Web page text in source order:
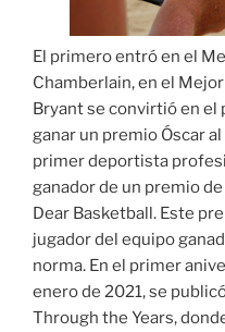
El primero entró en el
Chamberlain, en el
Bryant se convirtió en
ganar un premio Óscar
primer deportista
ganador de un premio
Dear Basketball. Este
jugador del equipo
norma. En el primer
enero de 2021, se
Through the Years,